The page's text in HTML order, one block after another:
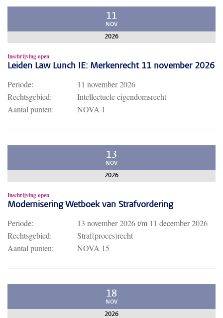
11
NOV
2026
Inschrijving open
Leiden Law Lunch IE: Merkenrecht 11 november 2026
Periode:
11 november 2026
Rechtsgebied:
Intellectuele eigendomsrecht
Aantal punten:
NOVA 1
13
NOV
2026
Inschrijving open
Modernisering Wetboek van Strafvordering
Periode: 13 november 2026t/m 11 december 2026
Rechtsgebied:
Straf(proces)recht
Aantal punten:
NOVA 15
18
NOV
2026